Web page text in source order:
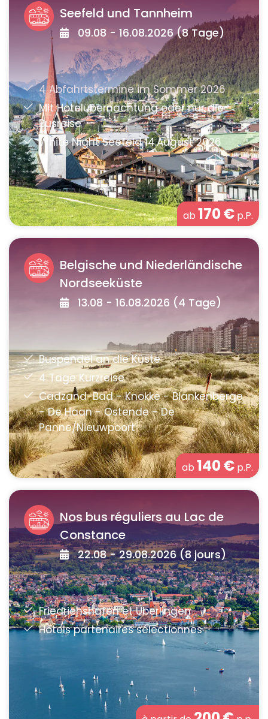
Seefeld und Tannheim
09.08 - 16.08.2026 (8 Tage)
ab 170€ p.P.
Belgische und Niederländische
Nordseeküste
13.08 - 16.08.2026 (4 Tage)
ab 140€ p.P.
Nos bus réguliers au Lac de
Constance
22.08 - 29.08.2026 (8 jours)